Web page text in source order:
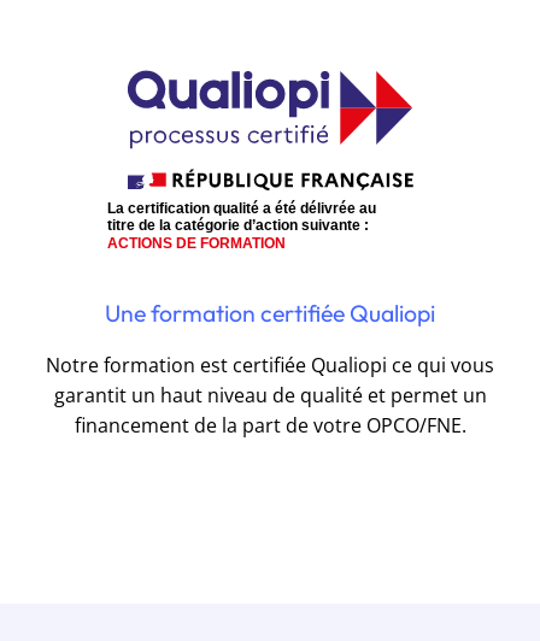
Une formation certifiée Qualiopi
Notre formation est certifiée Qualiopi ce qui vous
garantit un haut niveau de qualité et permet un
financement de la part de votre OPCO/FNE.